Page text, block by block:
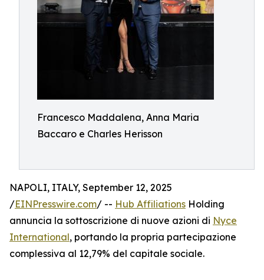
Francesco Maddalena, Anna Maria
Baccaro e Charles Herisson
NAPOLI, ITALY, September 12, 2025
/EINPresswire.com/ -- Hub Affiliations Holding
annuncia la sottoscrizione di nuove azioni di Nyce
International, portando la propria partecipazione
complessiva al 12,79% del capitale sociale.